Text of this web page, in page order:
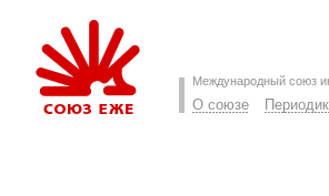
Международный союз
О союзе